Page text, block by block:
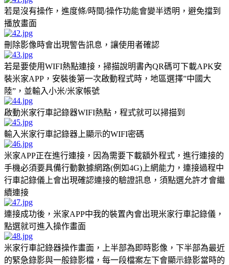
若是沒有操作，進度條/時間/操作功能會變半透明，避免擋到
播放畫面
刪除影像時會出現警告訊息，讓使用者確認
若是要使用WIFI熱點連接，掃描說明書內QR碼可下載APK安
裝米家APP，安裝後第一次啟動程式時，地區選擇”中國大
陸”，並輸入小米/米家帳號
啟動米家行車記錄器WIFI熱點，程式就可以掃描到
輸入米家行車記錄器上顯示的WIFI密碼
米家APP正在進行連接，因為需要下載額外程式，進行連接的
手機必須要具備行動數據網路(例如4G)上網能力，連接過程中
行車記錄儀上會出現確認連接的驗證訊息，須點選允許才會繼
續連接
連接成功後，米家APP中我的裝置內會出現米家行車記錄儀，
點選就可進入操作畫面
米家行車記錄器操作畫面，上半部為即時影像，下半部為最近
的緊急錄影與一般錄影檔，每一段檔案左下會顯示錄影當時的